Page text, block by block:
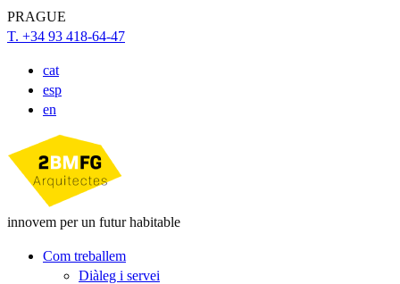
PRAGUE
T. +34 93 418-64-47
cat
esp
en
innovem per un futur habitable
Com treballem
Diàleg i servei